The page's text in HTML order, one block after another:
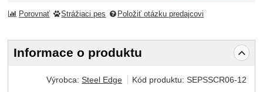
Porovnať Strážiaci pes Položiť otázku predajcovi
Informace o produktu
Výrobca:Steel Edge Kód produktu:SEPSSCR06-12